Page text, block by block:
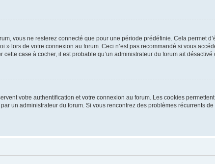
vous ne resterez connecté que pour une période prédéfinie. Cela permet
» lors de votre connexion au forum. Ceci n’est pas recommandé si vous
case à cocher, il est probable qu’un administrateur du forum ait
votre authentification et votre connexion au forum. Les cookies
un administrateur du forum. Si vous rencontrez des problèmes récurrents